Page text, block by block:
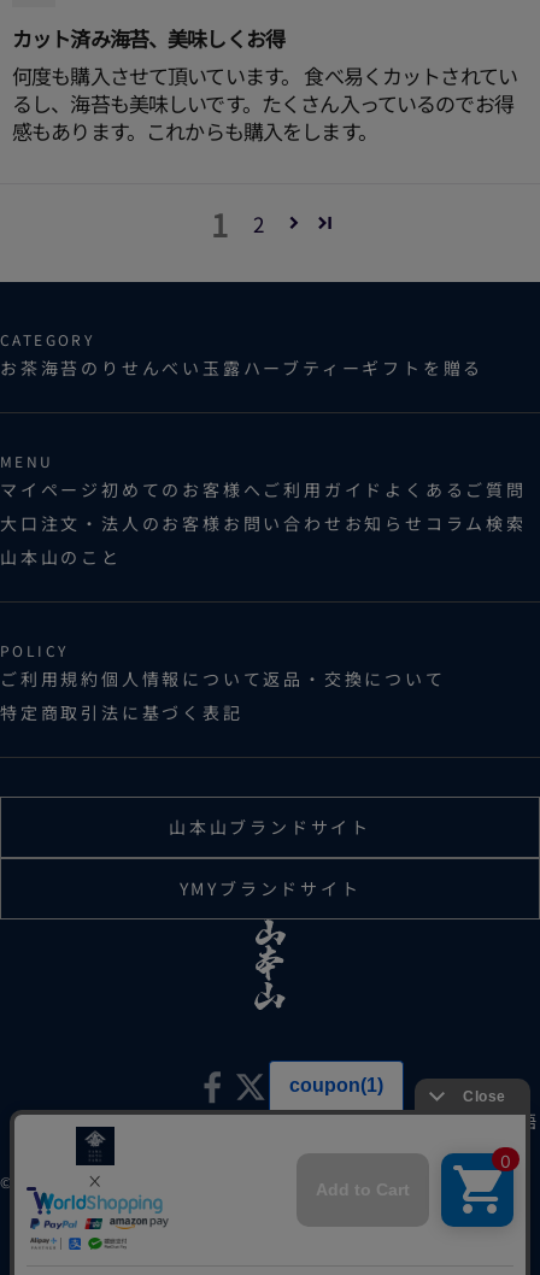
カット済み海苔、美味しくお得
何度も購入させて頂いています。 食べ易くカットされてい
るし、海苔も美味しいです。たくさん入っているのでお得
感もあります。これからも購入をします。
1 2
CATEGORY
お茶 海苔 のりせんべい 玉露ハーブティー ギフトを贈る
MENU
マイページ 初めてのお客様へ ご利用ガイド よくあるご質問
大口注文・法人のお客様 お問い合わせ お知らせ コラム検索
山本山のこと
POLICY
ご利用規約 個人情報について返品・交換について
特定商取引法に基づく表記
山本山ブランドサイト
YMYブランドサイト
© 2026 株式会社山本山
日本語
言語
日本語